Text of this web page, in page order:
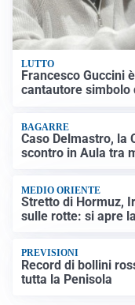
LUTTO
Francesco Guccini
cantautore simbolo
BAGARRE
Caso Delmastro, la
scontro in Aula tra
MEDIO ORIENTE
Stretto di Hormuz,
sulle rotte: si apre
PREVISIONI
Record di bollini
tutta la Penisola